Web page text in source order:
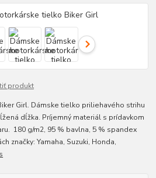
produkt
Girl. Dámske tielko priliehavého strihu
dĺžka. Príjemný materiál s prídavkom
180 g/m2, 95 % bavlna, 5 % spandex
značky: Yamaha, Suzuki, Honda,